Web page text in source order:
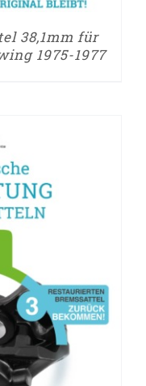
38,1mm für
1975-1977